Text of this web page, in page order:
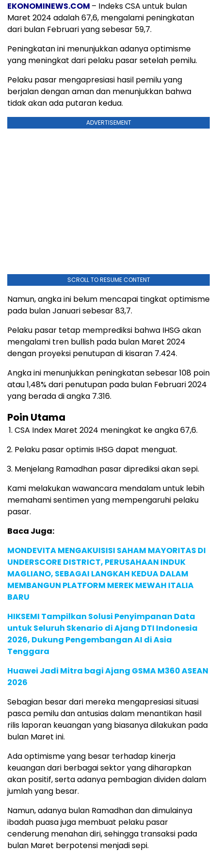
EKONOMINEWS.COM – Indeks CSA untuk bulan
Maret 2024 adalah 67,6, mengalami peningkatan
dari bulan Februari yang sebesar 59,7.
Peningkatan ini menunjukkan adanya optimisme
yang meningkat dari pelaku pasar setelah pemilu.
Pelaku pasar mengapresiasi hasil pemilu yang
berjalan dengan aman dan menunjukkan bahwa
tidak akan ada putaran kedua.
ADVERTISEMENT
SCROLL TO RESUME CONTENT
Namun, angka ini belum mencapai tingkat optimisme
pada bulan Januari sebesar 83,7.
Pelaku pasar tetap memprediksi bahwa IHSG akan
mengalami tren bullish pada bulan Maret 2024
dengan proyeksi penutupan di kisaran 7.424.
Angka ini menunjukkan peningkatan sebesar 108 poin
atau 1,48% dari penutupan pada bulan Februari 2024
yang berada di angka 7.316.
Poin Utama
CSA Index Maret 2024 meningkat ke angka 67,6.
Pelaku pasar optimis IHSG dapat menguat.
Menjelang Ramadhan pasar diprediksi akan sepi.
Kami melakukan wawancara mendalam untuk lebih
memahami sentimen yang mempengaruhi pelaku
pasar.
Baca Juga:
MONDEVITA MENGAKUISISI SAHAM MAYORITAS DI
UNDERSCORE DISTRICT, PERUSAHAAN INDUK
MAGLIANO, SEBAGAI LANGKAH KEDUA DALAM
MEMBANGUN PLATFORM MEREK MEWAH ITALIA
BARU
HIKSEMI Tampilkan Solusi Penyimpanan Data
untuk Seluruh Skenario di Ajang DTI Indonesia
2026, Dukung Pengembangan AI di Asia
Tenggara
Huawei Jadi Mitra bagi Ajang GSMA M360 ASEAN
2026
Sebagian besar dari mereka mengapresiasi situasi
pasca pemilu dan antusias dalam menantikan hasil
rilis laporan keuangan yang biasanya dilakukan pada
bulan Maret ini.
Ada optimisme yang besar terhadap kinerja
keuangan dari berbagai sektor yang diharapkan
akan positif, serta adanya pembagian dividen dalam
jumlah yang besar.
Namun, adanya bulan Ramadhan dan dimulainya
ibadah puasa juga membuat pelaku pasar
cenderung menahan diri, sehingga transaksi pada
bulan Maret berpotensi menjadi sepi.